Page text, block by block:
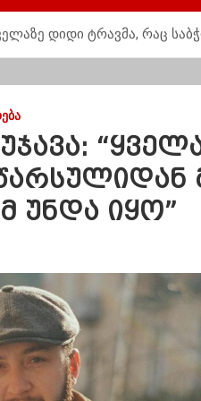
დიდი ტრავმა, რაც
უნდა იყო”